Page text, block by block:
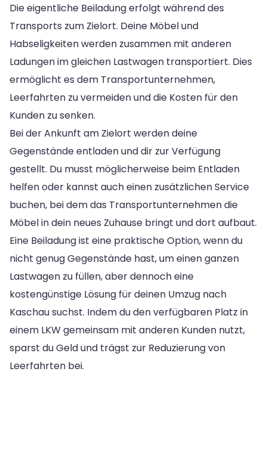
Die eigentliche Beiladung erfolgt während des
Transports zum Zielort. Deine Möbel und
Habseligkeiten werden zusammen mit anderen
Ladungen im gleichen Lastwagen transportiert. Dies
ermöglicht es dem Transportunternehmen,
Leerfahrten zu vermeiden und die Kosten für den
Kunden zu senken.
Bei der Ankunft am Zielort werden deine
Gegenstände entladen und dir zur Verfügung
gestellt. Du musst möglicherweise beim Entladen
helfen oder kannst auch einen zusätzlichen Service
buchen, bei dem das Transportunternehmen die
Möbel in dein neues Zuhause bringt und dort aufbaut.
Eine Beiladung ist eine praktische Option, wenn du
nicht genug Gegenstände hast, um einen ganzen
Lastwagen zu füllen, aber dennoch eine
kostengünstige Lösung für deinen Umzug nach
Kaschau suchst. Indem du den verfügbaren Platz in
einem LKW gemeinsam mit anderen Kunden nutzt,
sparst du Geld und trägst zur Reduzierung von
Leerfahrten bei.